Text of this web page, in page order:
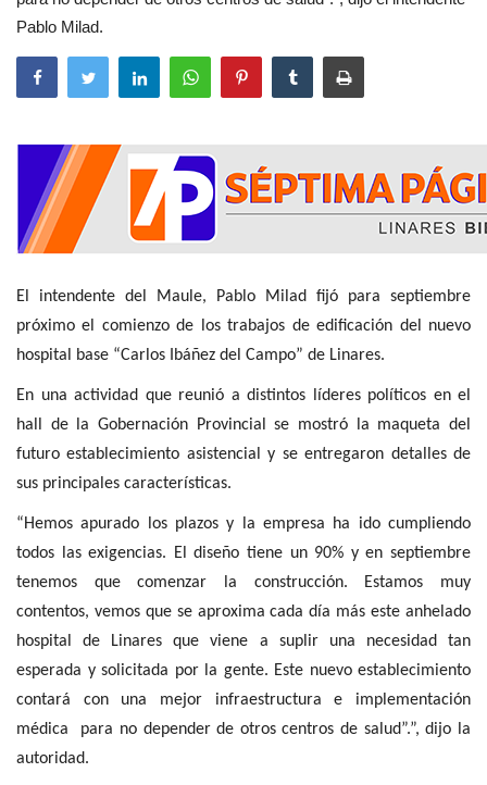
Pablo Milad.
El intendente del Maule, Pablo Milad fijó para septiembre
próximo el comienzo de los trabajos de edificación del nuevo
hospital base “Carlos Ibáñez del Campo” de Linares.
En una actividad que reunió a distintos líderes políticos en el
hall de la Gobernación Provincial se mostró la maqueta del
futuro establecimiento asistencial y se entregaron detalles de
sus principales características.
“Hemos apurado los plazos y la empresa ha ido cumpliendo
todos las exigencias. El diseño tiene un 90% y en septiembre
tenemos que comenzar la construcción. Estamos muy
contentos, vemos que se aproxima cada día más este anhelado
hospital de Linares que viene a suplir una necesidad tan
esperada y solicitada por la gente. Este nuevo establecimiento
contará con una mejor infraestructura e implementación
médica para no depender de otros centros de salud”.”, dijo la
autoridad.